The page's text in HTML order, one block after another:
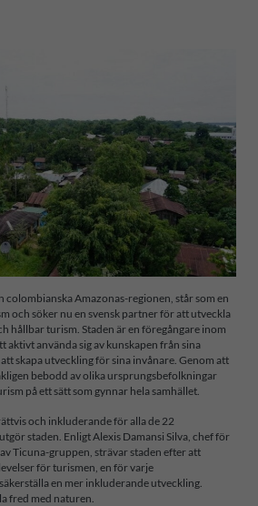
colombianska Amazonas-regionen, står som en
och söker nu en svensk partner för att utveckla
hållbar turism. Staden är en föregångare inom
aktivt använda sig av kunskapen från sina
skapa utveckling för sina invånare. Genom att
bebodd av olika ursprungsbefolkningar
på ett sätt som gynnar hela samhället.
och inkluderande för alla de 22
staden. Enligt Alexis Damansi Silva, chef för
Ticuna-gruppen, strävar staden efter att
för turismen, en för varje
en mer inkluderande utveckling.
fred med naturen.